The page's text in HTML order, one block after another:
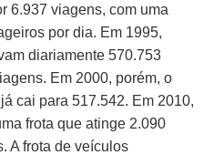
6.937 viagens, com uma
por dia. Em 1995,
diariamente 570.753
Em 2000, porém, o
cai para 517.542. Em 2010,
frota que atinge 2.090
A frota de veículos